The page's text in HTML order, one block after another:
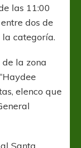
las 11:00
dos de
la categoría.
de la zona
elenco que